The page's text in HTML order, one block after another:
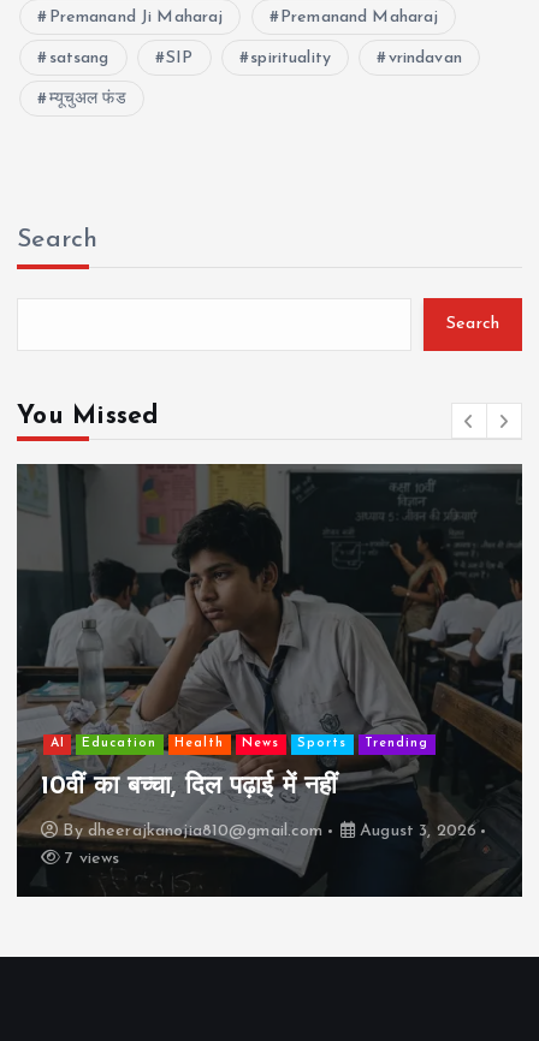
Premanand Ji Maharaj Premanand Maharaj
satsang SIP spirituality vrindavan
म्यूचुअल फंड
Search
Search
You Missed
Health News Sports Trending
बच्चा, दिल पढ़ाई में नहीं
August 3, 2026
झुग्गी
कैसे
By
17